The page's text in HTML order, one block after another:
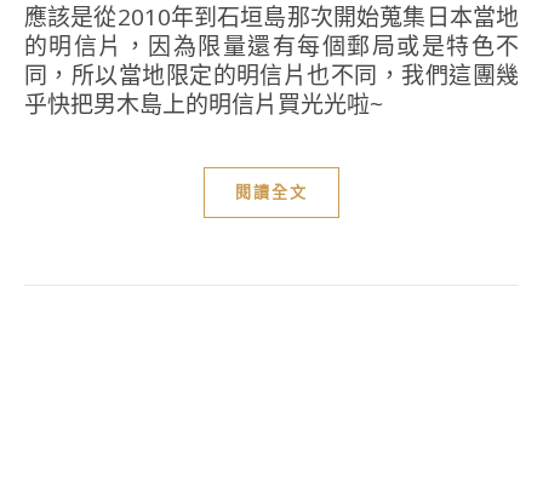
應該是從2010年到石垣島那次開始蒐集日本當地
的明信片，因為限量還有每個郵局或是特色不
同，所以當地限定的明信片也不同，我們這團幾
乎快把男木島上的明信片買光光啦~
閱讀全文